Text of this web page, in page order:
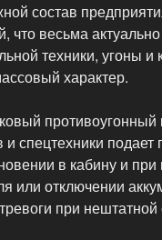
состав
что весьма
техники, угоны
характер.
противоугонный
и спецтехники
в кабину и
или отключении
при